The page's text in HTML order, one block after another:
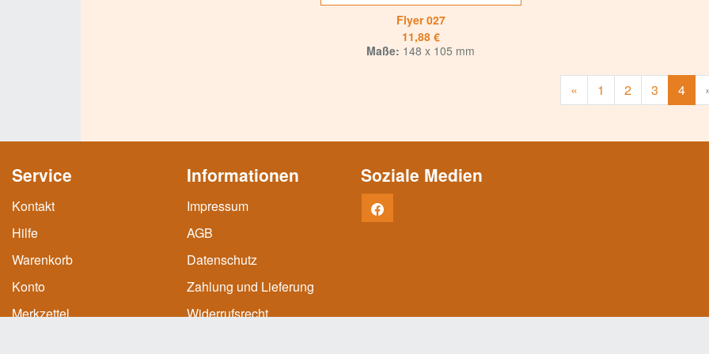
Flyer 027
11,88 €
Maße: 148 x 105 mm
« Zurück
1 2 3 4
Service
Kontakt
Hilfe
Warenkorb
Konto
Merkzettel
Informationen
Impressum
AGB
Datenschutz
Zahlung und Lieferung
Widerrufsrecht
Soziale Medien
Facebook